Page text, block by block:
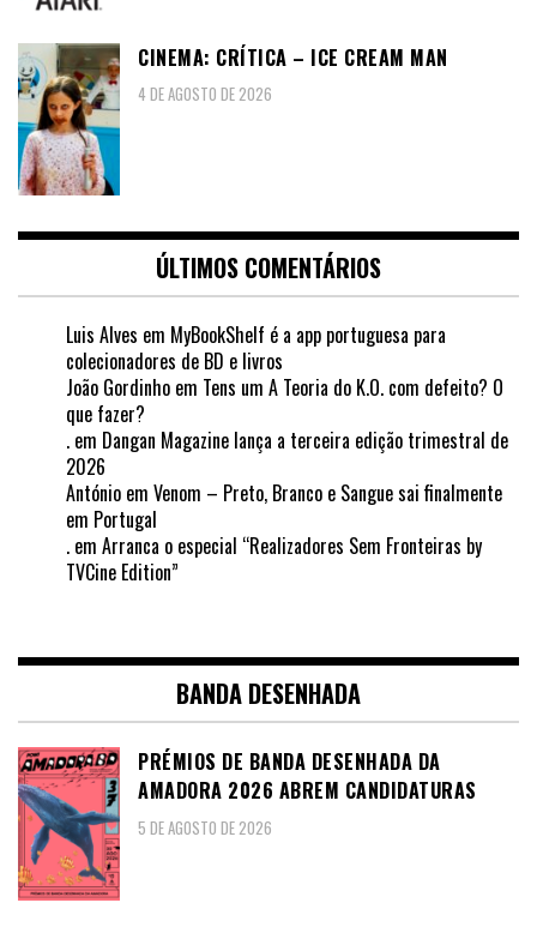
CINEMA: CRÍTICA – ICE CREAM MAN
4 DE AGOSTO DE 2026
ÚLTIMOS COMENTÁRIOS
Luis Alves em MyBookShelf é a app portuguesa para
colecionadores de BD e livros
João Gordinho em Tens um A Teoria do K.O. com defeito? O
que fazer?
. em Dangan Magazine lança a terceira edição trimestral de
2026
António em Venom – Preto, Branco e Sangue sai finalmente
em Portugal
. em Arranca o especial “Realizadores Sem Fronteiras by
TVCine Edition”
BANDA DESENHADA
PRÉMIOS DE BANDA DESENHADA DA
AMADORA 2026 ABREM CANDIDATURAS
5 DE AGOSTO DE 2026